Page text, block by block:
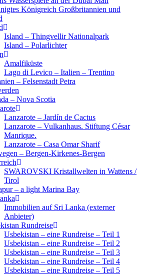
Königreich Großbritannien und
Island – Thingvellir Nationalpark
Island – Polarlichter
Amalfiküste
Lago di Levico – Italien – Trentino
– Felsenstadt Petra
– Nova Scotia
Lanzarote – Jardín de Cactus
Lanzarote – Vulkanhaus. Stiftung César
Manrique.
Lanzarote – Casa Omar Sharif
– Bergen-Kirkenes-Bergen
SWAROVSKI Kristallwelten in Wattens /
Tirol
– a light Marina Bay
Immobilien auf Sri Lanka (externer
Anbieter)
Rundreise
Usbekistan – eine Rundreise – Teil 1
Usbekistan – eine Rundreise – Teil 2
Usbekistan – eine Rundreise – Teil 3
Usbekistan – eine Rundreise – Teil 4
Usbekistan – eine Rundreise – Teil 5